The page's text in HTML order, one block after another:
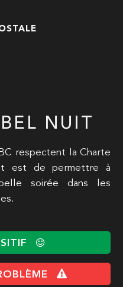
NUIT
respectent la Charte
est de permettre à
soirée dans les